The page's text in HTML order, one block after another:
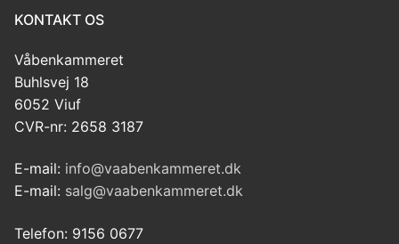
KONTAKT OS
Våbenkammeret
Buhlsvej 18
6052 Viuf
CVR-nr: 2658 3187
E-mail: info@vaabenkammeret.dk
E-mail: salg@vaabenkammeret.dk
Telefon: 9156 0677